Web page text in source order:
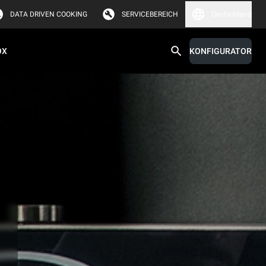
DATA DRIVEN COOKING SERVICEBEREICH
KONFIGURATOR